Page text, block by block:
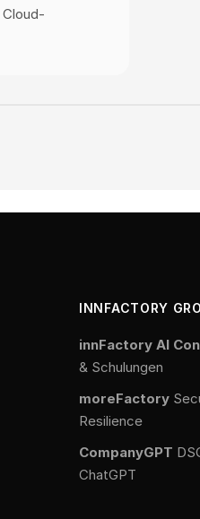
INNFACTORY
innFactory AI
& Schulungen
moreFactory
Resilience
CompanyGPT
ChatGPT